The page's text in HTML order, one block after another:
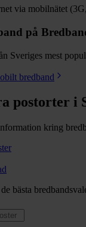
via mobilnätet
på
Sveriges mest
bredband
postorter i
kring
bästa